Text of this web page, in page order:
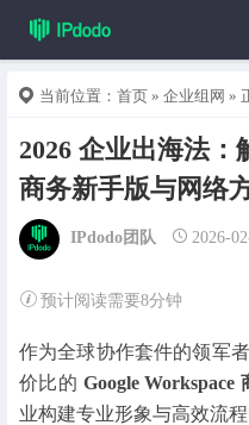
当前位置： 首页 » 企业组网 »
2026 企业出海法：
商务新手版与网络
IPdodo团队 2026-
预计阅读需要8分钟
作为全球协作套件的领军
价比的 Google Workspace
业构建专业形象与高效流